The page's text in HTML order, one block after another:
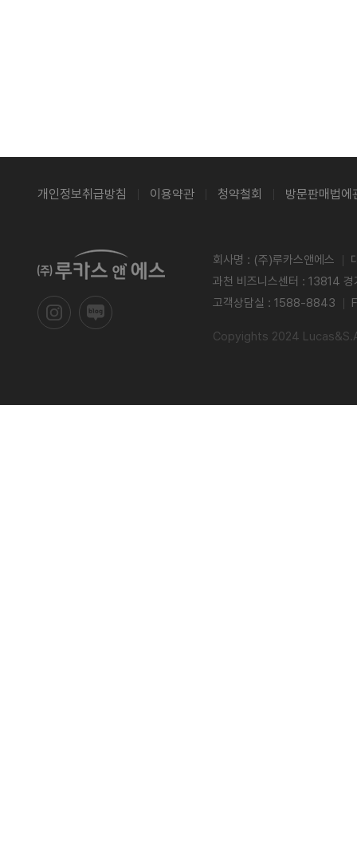
개인정보취급방침 이용약관 청약철회 방문판매법에
회사명 : (주)루카스앤에스
과천 비즈니스센터 : 13814
고객상담실 : 1588-8843
Copyights 2024